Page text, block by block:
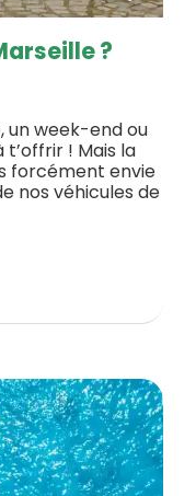
?
un week-end ou
! Mais la
forcément envie
nos véhicules de